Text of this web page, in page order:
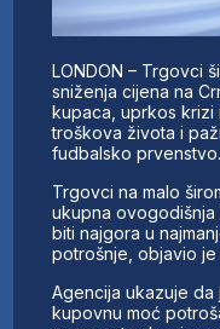
LONDON – Trgovci
sniženja cijena na
kupaca, uprkos
troškova života i
fudbalsko prvenstvo.
Trgovci na malo
ukupna
biti najgora u
potrošnje, objavio je
Agencija ukazuje
kupovnu moć